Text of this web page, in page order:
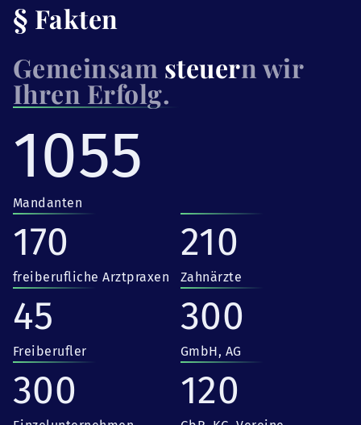
§ Fakten
Gemeinsam steuern wir
Ihren Erfolg.
1055
Mandanten
170
freiberufliche Arztpraxen
210
Zahnärzte
45
Freiberufler
300
GmbH, AG
300 120